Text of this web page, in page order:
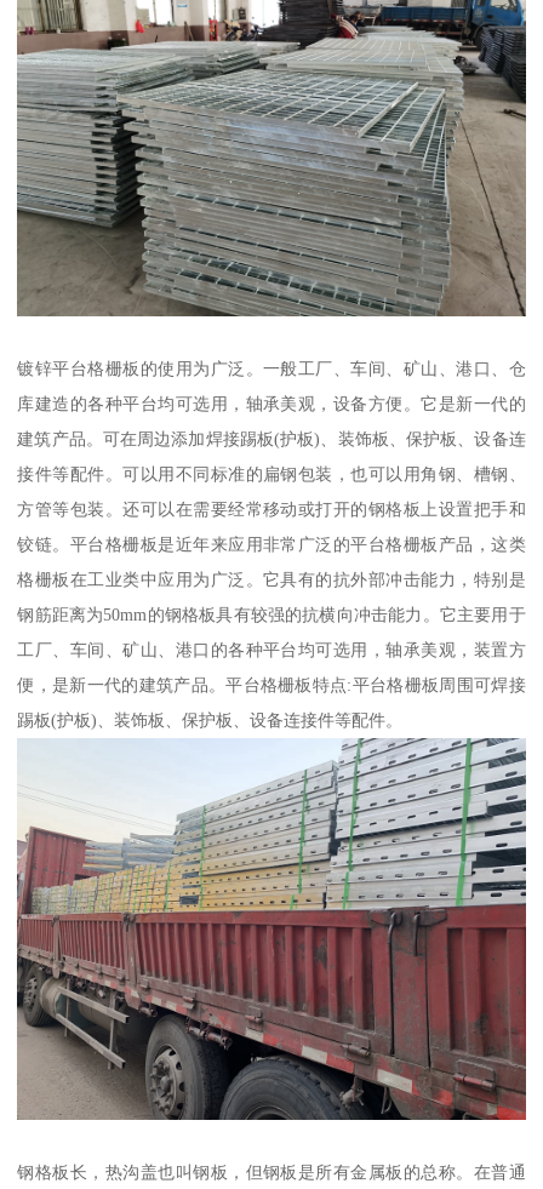
镀锌平台格栅板的使用为广泛。一般工厂、车间、矿山、港口、仓
库建造的各种平台均可选用，轴承美观，设备方便。它是新一代的
建筑产品。可在周边添加焊接踢板(护板)、装饰板、保护板、设备连
接件等配件。可以用不同标准的扁钢包装，也可以用角钢、槽钢、
方管等包装。还可以在需要经常移动或打开的钢格板上设置把手和
铰链。平台格栅板是近年来应用非常广泛的平台格栅板产品，这类
格栅板在工业类中应用为广泛。它具有的抗外部冲击能力，特别是
钢筋距离为50mm的钢格板具有较强的抗横向冲击能力。它主要用于
工厂、车间、矿山、港口的各种平台均可选用，轴承美观，装置方
便，是新一代的建筑产品。平台格栅板特点:平台格栅板周围可焊接
踢板(护板)、装饰板、保护板、设备连接件等配件。
钢格板长，热沟盖也叫钢板，但钢板是所有金属板的总称。在普通